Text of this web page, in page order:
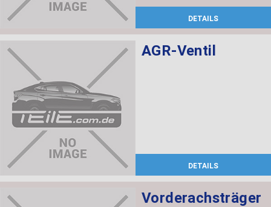
DETAILS
AGR-Ventil
DETAILS
Vorderachsträger